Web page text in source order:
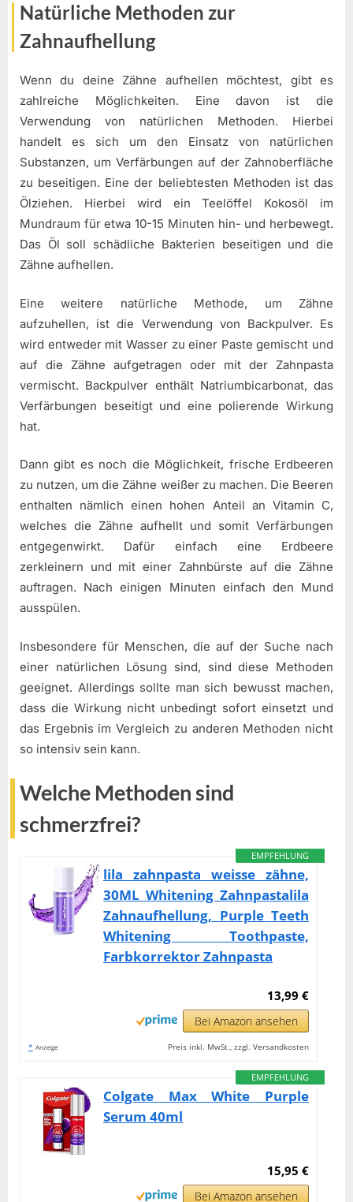
Natürliche Methoden zur
Zahnaufhellung
Wenn du deine Zähne aufhellen möchtest, gibt es
zahlreiche Möglichkeiten. Eine davon ist die
Verwendung von natürlichen Methoden. Hierbei
handelt es sich um den Einsatz von natürlichen
Substanzen, um Verfärbungen auf der Zahnoberfläche
zu beseitigen. Eine der beliebtesten Methoden ist das
Ölziehen. Hierbei wird ein Teelöffel Kokosöl im
Mundraum für etwa 10-15 Minuten hin- und herbewegt.
Das Öl soll schädliche Bakterien beseitigen und die
Zähne aufhellen.
Eine weitere natürliche Methode, um Zähne
aufzuhellen, ist die Verwendung von Backpulver. Es
wird entweder mit Wasser zu einer Paste gemischt und
auf die Zähne aufgetragen oder mit der Zahnpasta
vermischt. Backpulver enthält Natriumbicarbonat, das
Verfärbungen beseitigt und eine polierende Wirkung
hat.
Dann gibt es noch die Möglichkeit, frische Erdbeeren
zu nutzen, um die Zähne weißer zu machen. Die Beeren
enthalten nämlich einen hohen Anteil an Vitamin C,
welches die Zähne aufhellt und somit Verfärbungen
entgegenwirkt. Dafür einfach eine Erdbeere
zerkleinern und mit einer Zahnbürste auf die Zähne
auftragen. Nach einigen Minuten einfach den Mund
ausspülen.
Insbesondere für Menschen, die auf der Suche nach
einer natürlichen Lösung sind, sind diese Methoden
geeignet. Allerdings sollte man sich bewusst machen,
dass die Wirkung nicht unbedingt sofort einsetzt und
das Ergebnis im Vergleich zu anderen Methoden nicht
so intensiv sein kann.
Welche Methoden sind
schmerzfrei?
EMPFEHLUNG
lila zahnpasta weisse zähne,
30ML Whitening Zahnpastalila
Zahnaufhellung, Purple Teeth
Whitening Toothpaste,
Farbkorrektor Zahnpasta
13,99 €
Bei Amazon ansehen
* Anzeige Preis inkl. MwSt., zzgl. Versandkosten
EMPFEHLUNG
Colgate Max White Purple
Serum 40ml
15,95 €
Bei Amazon ansehen